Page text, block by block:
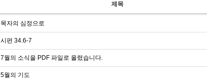
제목
목자의 심정으로
시편 34.6-7
7월의 소식을 PDF 파일로 올렸습니다.
5월의 기도